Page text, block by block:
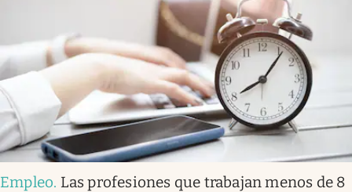
Empleo. Las profesiones que trabajan menos de 8